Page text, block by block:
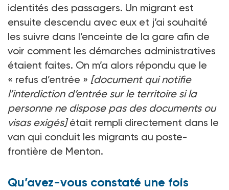
identités des passagers. Un migrant est
ensuite descendu avec eux et j’ai souhaité
les suivre dans l’enceinte de la gare afin de
voir comment les démarches administratives
étaient faites. On m’a alors répondu que le
« refus d’entrée » [document qui notifie
l’interdiction d’entrée sur le territoire si la
personne ne dispose pas des documents ou
visas exigés]était rempli directement dans le
van qui conduit les migrants au poste-
frontière de Menton.
Qu’avez-vous constaté une fois